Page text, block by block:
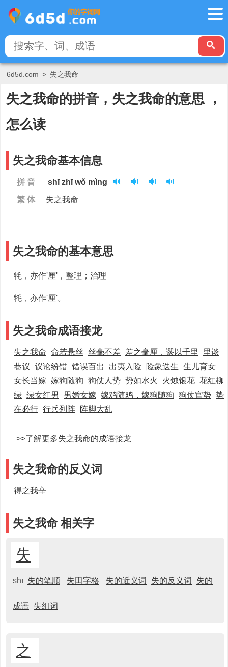
6d5d.com > 失之我命
失之我命的拼音，失之我命的意思 ，
怎么读
失之我命基本信息
拼 音
shī zhī wǒ mìng
繁 体
失之我命
失之我命的基本意思
牦﹐亦作'厘'，整理；治理
牦﹐亦作'厘'。
失之我命成语接龙
失之我命 命若悬丝 丝毫不差 差之毫厘，谬以千里
里谈
巷议 议论纷错 错误百出 出夷入险 险象迭生 生儿育女
女长当嫁 嫁狗随狗 狗仗人势 势如水火 火烛银花 花红柳
绿 绿女红男 男婚女嫁 嫁鸡随鸡，嫁狗随狗 狗仗官势 势
在必行 行兵列阵 阵脚大乱
>>了解更多失之我命的成语接龙
失之我命的反义词
得之我辛
失之我命 相关字
失
shī 失的笔顺 失田字格 失的近义词 失的反义词 失的
成语 失组词
之